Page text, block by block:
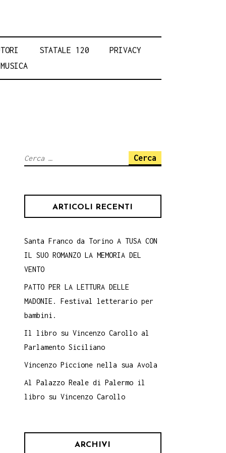
STATALE 120
PRIVACY
MUSICA
Ricerca
ARTICOLI RECENTI
Santa Franco da Torino A TUSA CON
IL SUO ROMANZO LA MEMORIA DEL
VENTO
PATTO PER LA LETTURA DELLE
MADONIE. Festival letterario per
bambini.
Il libro su Vincenzo Carollo al
Parlamento Siciliano
Vincenzo Piccione nella sua Avola
Al Palazzo Reale di Palermo il
libro su Vincenzo Carollo
ARCHIVI